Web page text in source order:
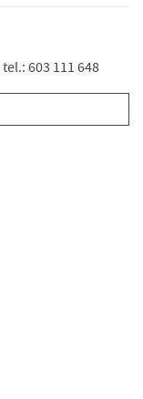
tel.: 603 111 648